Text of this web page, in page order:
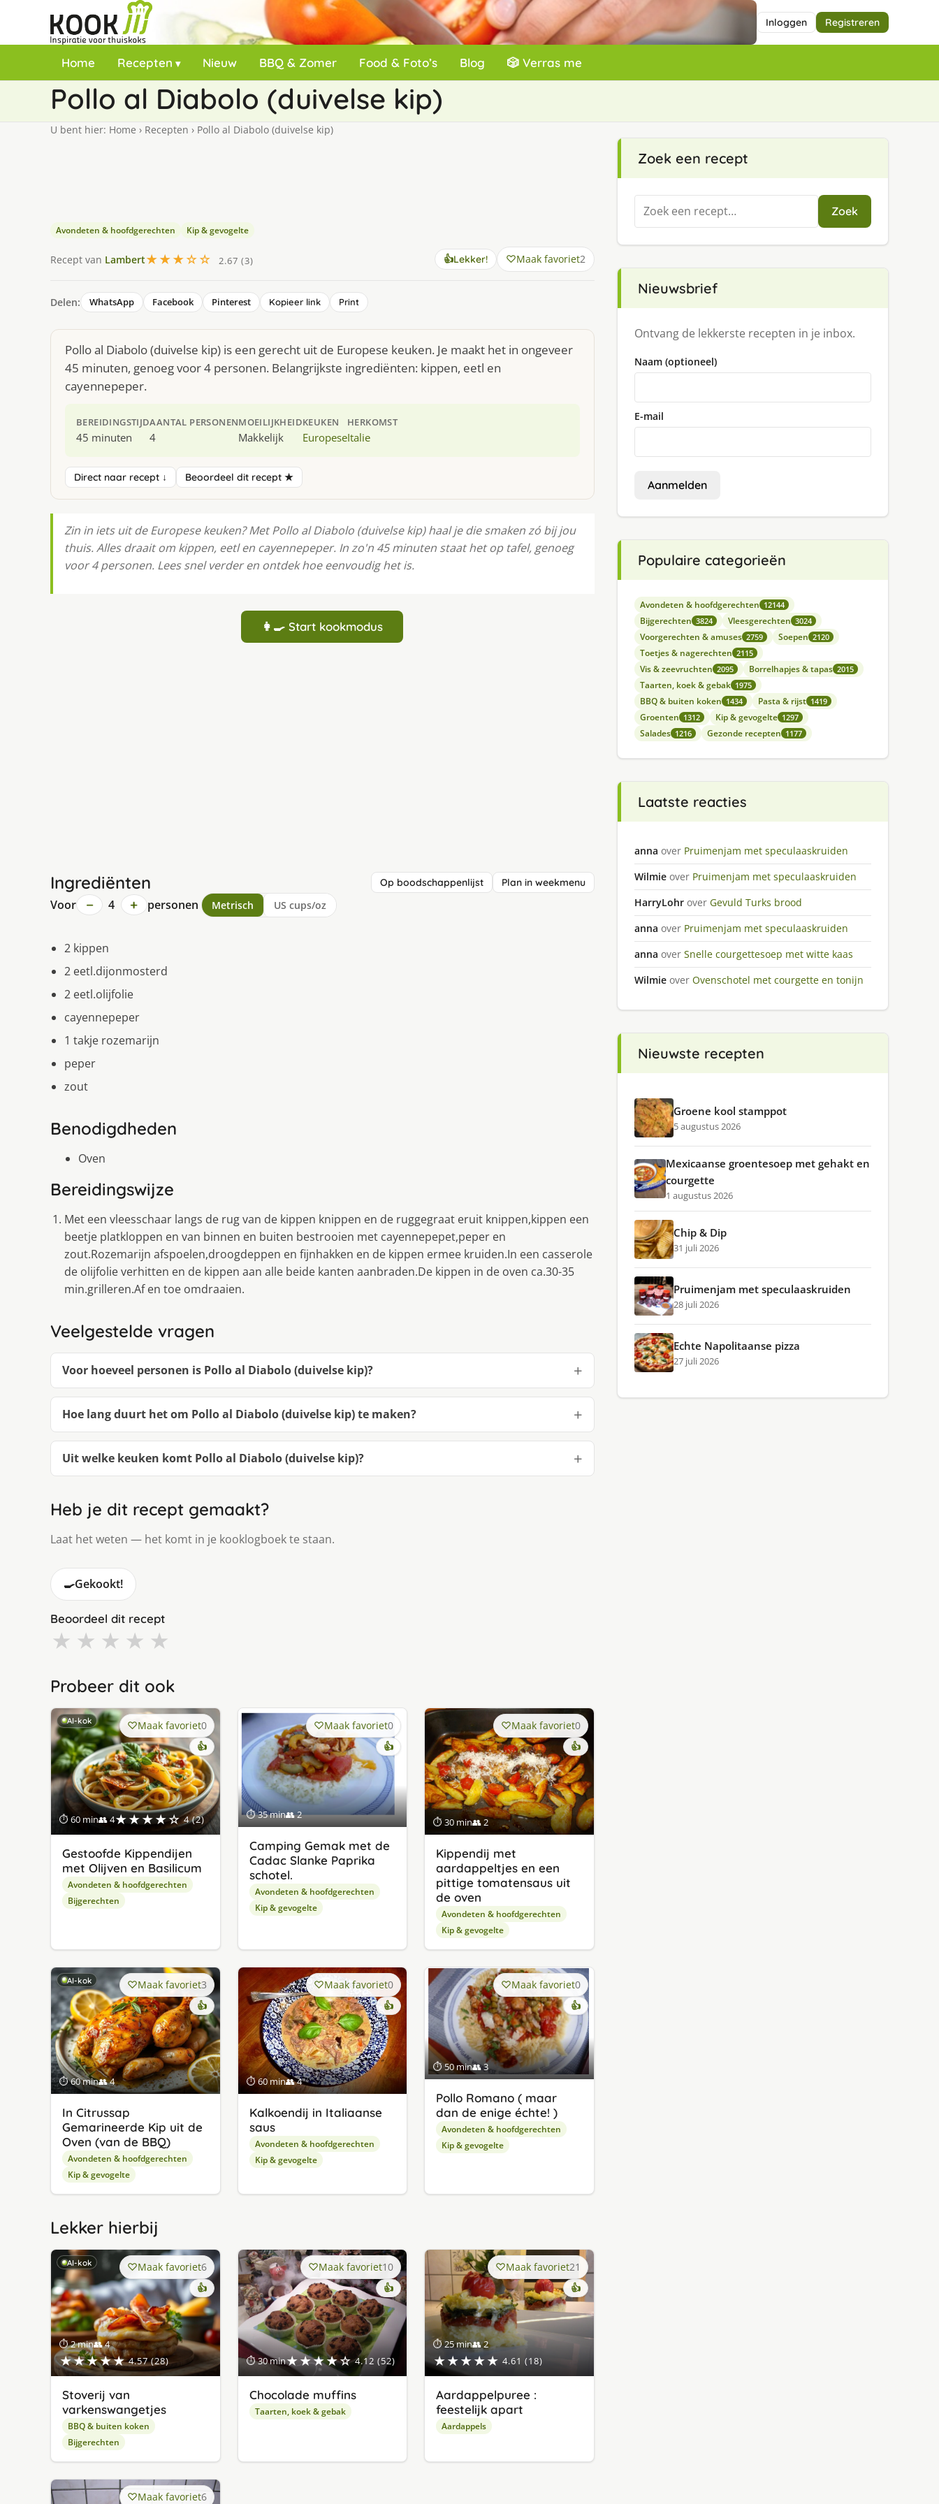
Inloggen Registreren
Home Recepten Nieuw BBQ & Zomer Food & Foto’s Blog 🎲 Verras me
Pollo al Diabolo (duivelse kip)
U bent hier: Home › Recepten › Pollo al Diabolo (duivelse kip)
Avondeten & hoofdgerechten Kip & gevogelte
Recept van Lambert★★★☆☆ 2.67 (3) 👍Lekker! Maak favoriet2
Delen: WhatsApp Facebook Pinterest Kopieer link Print
Pollo al Diabolo (duivelse kip) is een gerecht uit de Europese keuken. Je maakt het in ongeveer
45 minuten, genoeg voor 4 personen. Belangrijkste ingrediënten: kippen, eetl en
cayennepeper.
BEREIDINGSTIJD
45 minuten
AANTAL PERSONEN
4
MOEILIJKHEID
Makkelijk
KEUKEN
Europese
HERKOMST
Italie
Direct naar recept ↓ Beoordeel dit recept ★
Zin in iets uit de Europese keuken? Met Pollo al Diabolo (duivelse kip) haal je die smaken zó bij jou
thuis. Alles draait om kippen, eetl en cayennepeper. In zo'n 45 minuten staat het op tafel, genoeg
voor 4 personen. Lees snel verder en ontdek hoe eenvoudig het is.
👩‍🍳 Start kookmodus
Ingrediënten Op boodschappenlijst Plan in weekmenu
Voor − 4 + personen Metrisch US cups/oz
2 kippen
2 eetl.dijonmosterd
2 eetl.olijfolie
cayennepeper
1 takje rozemarijn
peper
zout
Benodigdheden
Oven
Bereidingswijze
Met een vleesschaar langs de rug van de kippen knippen en de ruggegraat eruit knippen,kippen een
beetje platkloppen en van binnen en buiten bestrooien met cayennepepet,peper en
zout.Rozemarijn afspoelen,droogdeppen en fijnhakken en de kippen ermee kruiden.In een casserole
de olijfolie verhitten en de kippen aan alle beide kanten aanbraden.De kippen in de oven ca.30-35
min.grilleren.Af en toe omdraaien.
Veelgestelde vragen
Voor hoeveel personen is Pollo al Diabolo (duivelse kip)?
Hoe lang duurt het om Pollo al Diabolo (duivelse kip) te maken?
Uit welke keuken komt Pollo al Diabolo (duivelse kip)?
Heb je dit recept gemaakt?
Laat het weten — het komt in je kooklogboek te staan.
🍳Gekookt!
Beoordeel dit recept
★ ★ ★ ★ ★
Probeer dit ook
AI-kok
⏱ 60 min👥 4★★★★☆ 4 (2)
Maak favoriet0
👍
Gestoofde Kippendijen
met Olijven en Basilicum
Avondeten & hoofdgerechten
Bijgerechten
⏱ 35 min👥 2
Maak favoriet0
👍
Camping Gemak met de
Cadac Slanke Paprika
schotel.
Avondeten & hoofdgerechten
Kip & gevogelte
⏱ 30 min👥 2
Maak favoriet0
👍
Kippendij met
aardappeltjes en een
pittige tomatensaus uit
de oven
Avondeten & hoofdgerechten
Kip & gevogelte
AI-kok
⏱ 60 min👥 4
Maak favoriet3
👍
In Citrussap
Gemarineerde Kip uit de
Oven (van de BBQ)
Avondeten & hoofdgerechten
Kip & gevogelte
⏱ 60 min👥 4
Maak favoriet0
👍
Kalkoendij in Italiaanse
saus
Avondeten & hoofdgerechten
Kip & gevogelte
⏱ 50 min👥 3
Maak favoriet0
👍
Pollo Romano ( maar
dan de enige échte! )
Avondeten & hoofdgerechten
Kip & gevogelte
Lekker hierbij
AI-kok
⏱ 2 min👥 4
★★★★★ 4.57 (28)
Maak favoriet6
👍
Stoverij van
varkenswangetjes
BBQ & buiten koken
Bijgerechten
⏱ 30 min★★★★☆ 4.12 (52)
Maak favoriet10
👍
Chocolade muffins
Taarten, koek & gebak
⏱ 25 min👥 2
★★★★★ 4.61 (18)
Maak favoriet21
👍
Aardappelpuree :
feestelijk apart
Aardappels
Maak favoriet6
Zoek een recept
Zoeken
naar:
Zoek
Nieuwsbrief
Ontvang de lekkerste recepten in je inbox.
Naam (optioneel)
E-mail
Aanmelden
Populaire categorieën
Avondeten & hoofdgerechten 12144
Bijgerechten 3824 Vleesgerechten 3024
Voorgerechten & amuses 2759 Soepen 2120
Toetjes & nagerechten 2115
Vis & zeevruchten 2095 Borrelhapjes & tapas 2015
Taarten, koek & gebak 1975
BBQ & buiten koken 1434 Pasta & rijst 1419
Groenten 1312 Kip & gevogelte 1297
Salades 1216 Gezonde recepten 1177
Laatste reacties
anna over Pruimenjam met speculaaskruiden
Wilmie over Pruimenjam met speculaaskruiden
HarryLohr over Gevuld Turks brood
anna over Pruimenjam met speculaaskruiden
anna over Snelle courgettesoep met witte kaas
Wilmie over Ovenschotel met courgette en tonijn
Nieuwste recepten
Groene kool stamppot
5 augustus 2026
Mexicaanse groentesoep met gehakt en
courgette
1 augustus 2026
Chip & Dip
31 juli 2026
Pruimenjam met speculaaskruiden
28 juli 2026
Echte Napolitaanse pizza
27 juli 2026